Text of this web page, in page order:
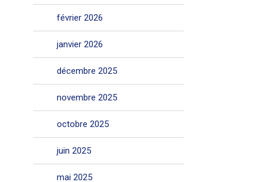
février 2026
janvier 2026
décembre 2025
novembre 2025
octobre 2025
juin 2025
mai 2025